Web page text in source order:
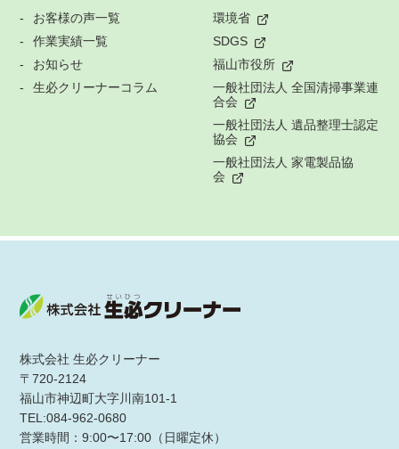
お客様の声一覧
作業実績一覧
お知らせ
生必クリーナーコラム
環境省
SDGS
福山市役所
一般社団法人 全国清掃事業連
合会
一般社団法人 遺品整理士認定
協会
一般社団法人 家電製品協
会
株式会社 生必クリーナー
〒720-2124
福山市神辺町大字川南101-1
TEL:084-962-0680
営業時間：9:00〜17:00（日曜定休）